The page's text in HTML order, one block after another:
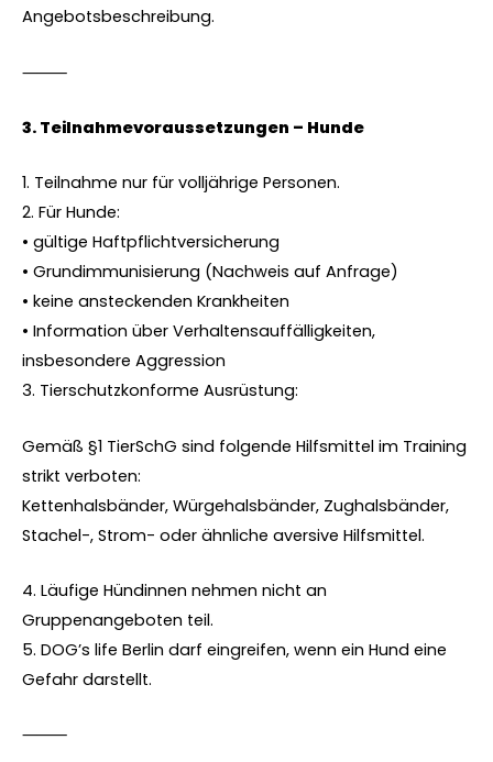
Angebotsbeschreibung.
⸻
3.⁠ ⁠Teilnahmevoraussetzungen – Hunde
1. Teilnahme nur für volljährige Personen.
2. Für Hunde:
• gültige Haftpflichtversicherung
• Grundimmunisierung (Nachweis auf Anfrage)
• keine ansteckenden Krankheiten
• Information über Verhaltensauffälligkeiten,
insbesondere Aggression
3. Tierschutzkonforme Ausrüstung:
Gemäß §1 TierSchG sind folgende Hilfsmittel im Training
strikt verboten:
Kettenhalsbänder, Würgehalsbänder, Zughalsbänder,
Stachel-, Strom- oder ähnliche aversive Hilfsmittel.
4. Läufige Hündinnen nehmen nicht an
Gruppenangeboten teil.
5. DOG’s life Berlin darf eingreifen, wenn ein Hund eine
Gefahr darstellt.
⸻